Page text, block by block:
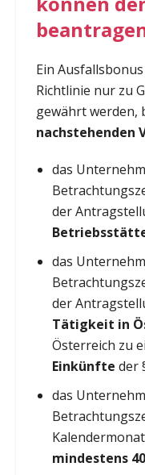
Ein
Richtlinie nur zu
gewährt werden,
nachstehenden
das
der
das
der
Tätigkeit in
Österreich zu
Einkünfte der
das
mindestens